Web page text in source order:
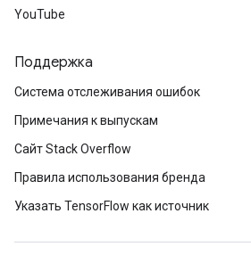
YouTube
Поддержка
Система отслеживания ошибок
Примечания к выпускам
Сайт Stack Overflow
Правила использования бренда
Указать TensorFlow как источник